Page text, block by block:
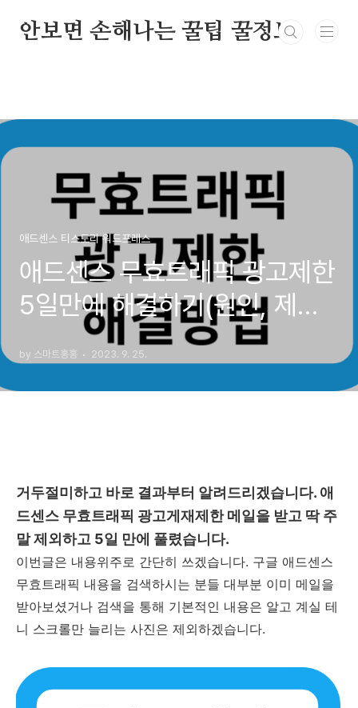
안보면 손해나는 꿀팁 꿀정보
애드센스 티스토리 워드프레스
애드센스 무효트래픽 광고제한
5일만에 해결하기(원인, 제한
푸는 방법)
by 스마트홍홍 2023. 9. 25.
거두절미하고 바로 결과부터 알려드리겠습니다. 애
드센스 무효트래픽 광고게재제한 메일을 받고 딱 주
말 제외하고 5일 만에 풀렸습니다.
이번글은 내용위주로 간단히 쓰겠습니다. 구글 애드센스
무효트래픽 내용을 검색하시는 분들 대부분 이미 메일을
받아보셨거나 검색을 통해 기본적인 내용은 알고 계실 테
니 스크롤만 늘리는 사진은 제외하겠습니다.